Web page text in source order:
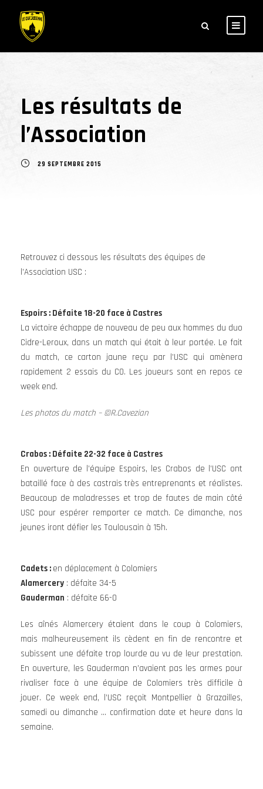
Les résultats de
l’Association
29 SEPTEMBRE 2015
Retrouvez ci dessous les résultats des équipes de
l’Association USC :
Espoirs : Défaite 18-20 face à Castres
La victoire échappe de nouveau de peu aux hommes du duo
Cidre-Leroux, dans un match qui était à leur portée. Le fait
du match, ce carton jaune reçu par l’USC qui amènera
rapidement 2 essais du CO. Les joueurs sont en repos ce
week end.
Les photos du match – ©R.Cavezian
Crabos : Défaite 22-32 face à Castres
En ouverture de l’équipe Espoirs, les Crabos de l’USC ont
bataillé face à des castrais très entreprenants et réalistes.
Beaucoup de maladresses et trop de fautes de main côté
USC pour espérer remporter ce match. Ce dimanche, nos
jeunes iront défier les Toulousain à 15h.
Cadets : en déplacement à Colomiers
Alamercery : défaite 34-5
Gauderman : défaite 66-0
Les aînés Alamercery étaient dans le coup à Colomiers,
mais malheureusement ils cèdent en fin de rencontre et
subissent une défaite trop lourde au vu de leur prestation.
En ouverture, les Gauderman n’avaient pas les armes pour
rivaliser face à une équipe de Colomiers très difficile à
jouer. Ce week end, l’USC reçoit Montpellier à Grazailles,
samedi ou dimanche … confirmation date et heure dans la
semaine.